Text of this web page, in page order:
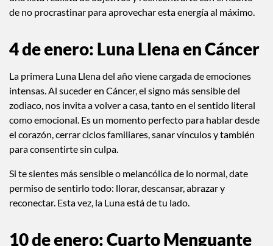
una lista realista de objetivos y reencontrarte con el hábito
4 de enero: Luna Llena en Cáncer
La primera Luna Llena del año viene cargada de emociones
intensas. Al suceder en Cáncer, el signo más sensible del
zodiaco, nos invita a volver a casa, tanto en el sentido literal
como emocional. Es un momento perfecto para hablar desde
el corazón, cerrar ciclos familiares, sanar vínculos y también
para consentirte sin culpa.
permiso de sentirlo todo: llorar, descansar, abrazar y